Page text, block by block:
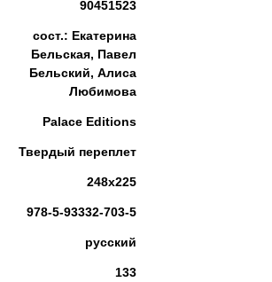
90451523
сост.: Екатерина
Бельская, Павел
Бельский, Алиса
Любимова
Palace Editions
Твердый переплет
248х225
978-5-93332-703-5
русский
133